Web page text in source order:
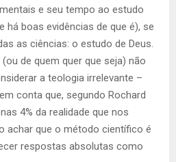
e seu tempo ao estudo
há boas evidências de que é), se
as ciências: o estudo de Deus.
de quem quer que seja) não
a teologia irrelevante –
conta que, segundo Rochard
4% da realidade que nos
achar que o método científico é
respostas absolutas como